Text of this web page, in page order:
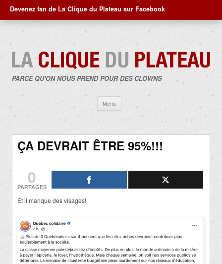
Devenez fan de La Clique du Plateau sur Facebook
PARCE QU'ON NOUS PREND POUR DES CLOWNS
Menu
contenu
ÇA DEVRAIT ÊTRE 95%!!!
0
PARTAGES
Et il manque des visages!